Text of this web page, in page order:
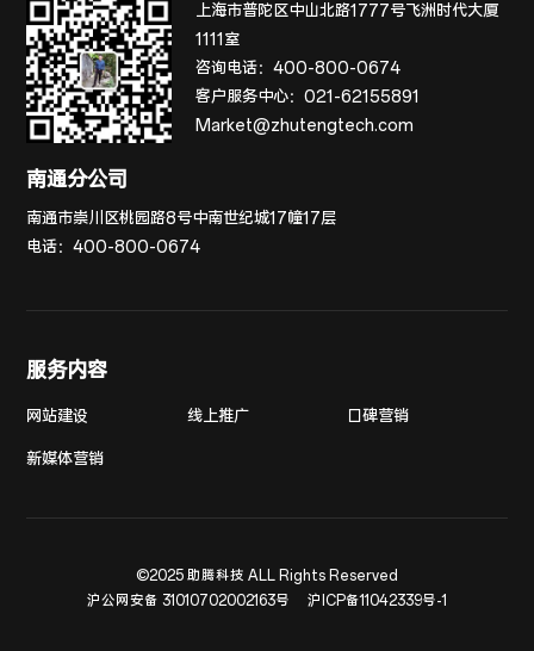
上海市普陀区中山北路1777号飞洲时代大厦
1111室
咨询电话：400-800-0674
客户服务中心：021-62155891
Market@zhutengtech.com
南通分公司
南通市崇川区桃园路8号中南世纪城17幢17层
电话：400-800-0674
服务内容
网站建设 线上推广 口碑营销
新媒体营销
©2025 助腾科技 ALL Rights Reserved
沪公网安备 31010702002163号
沪ICP备11042339号-1